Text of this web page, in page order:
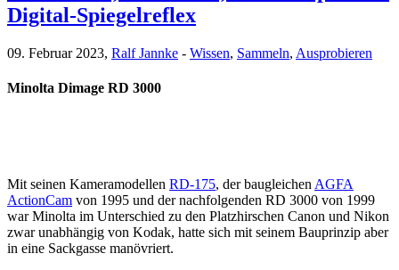
Digital-Spiegelreflex
09. Februar 2023, Ralf Jannke - Wissen, Sammeln, Ausprobieren
Minolta Dimage RD 3000
Mit seinen Kameramodellen RD-175, der baugleichen AGFA
ActionCam von 1995 und der nachfolgenden RD 3000 von 1999
war Minolta im Unterschied zu den Platzhirschen Canon und Nikon
zwar unabhängig von Kodak, hatte sich mit seinem Bauprinzip aber
in eine Sackgasse manövriert.